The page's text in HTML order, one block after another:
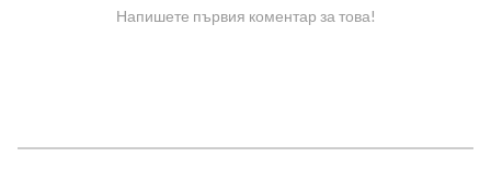
Напишете първия коментар за това!